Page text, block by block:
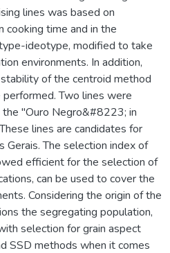
lines was based on
cooking time and in the
ideotype, modified to take
environments. In addition,
of the centroid method
Two lines were
"Ouro Negro&#8223; in
lines are candidates for
The selection index of
efficient for the selection of
can be used to cover the
Considering the origin of the
the segregating population,
selection for grain aspect
SSD methods when it comes